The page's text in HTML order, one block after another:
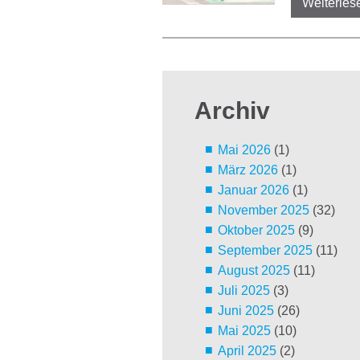
Archiv
Mai 2026(1)
März 2026(1)
Januar 2026(1)
November 2025(32)
Oktober 2025(9)
September 2025(11)
August 2025(11)
Juli 2025(3)
Juni 2025(26)
Mai 2025(10)
April 2025(2)